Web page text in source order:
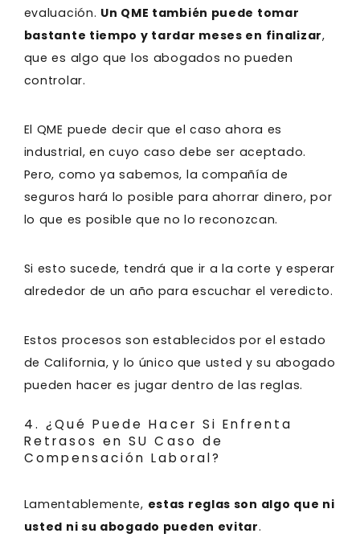
evaluación. Un QME también puede tomar
bastante tiempo y tardar meses en finalizar,
que es algo que los abogados no pueden
controlar.
El QME puede decir que el caso ahora es
industrial, en cuyo caso debe ser aceptado.
Pero, como ya sabemos, la compañía de
seguros hará lo posible para ahorrar dinero, por
lo que es posible que no lo reconozcan.
Si esto sucede, tendrá que ir a la corte y esperar
alrededor de un año para escuchar el veredicto.
Estos procesos son establecidos por el estado
de California, y lo único que usted y su abogado
pueden hacer es jugar dentro de las reglas.
4. ¿Qué Puede Hacer Si Enfrenta
Retrasos en SU Caso de
Compensación Laboral?
Lamentablemente, estas reglas son algo que ni
usted ni su abogado pueden evitar.